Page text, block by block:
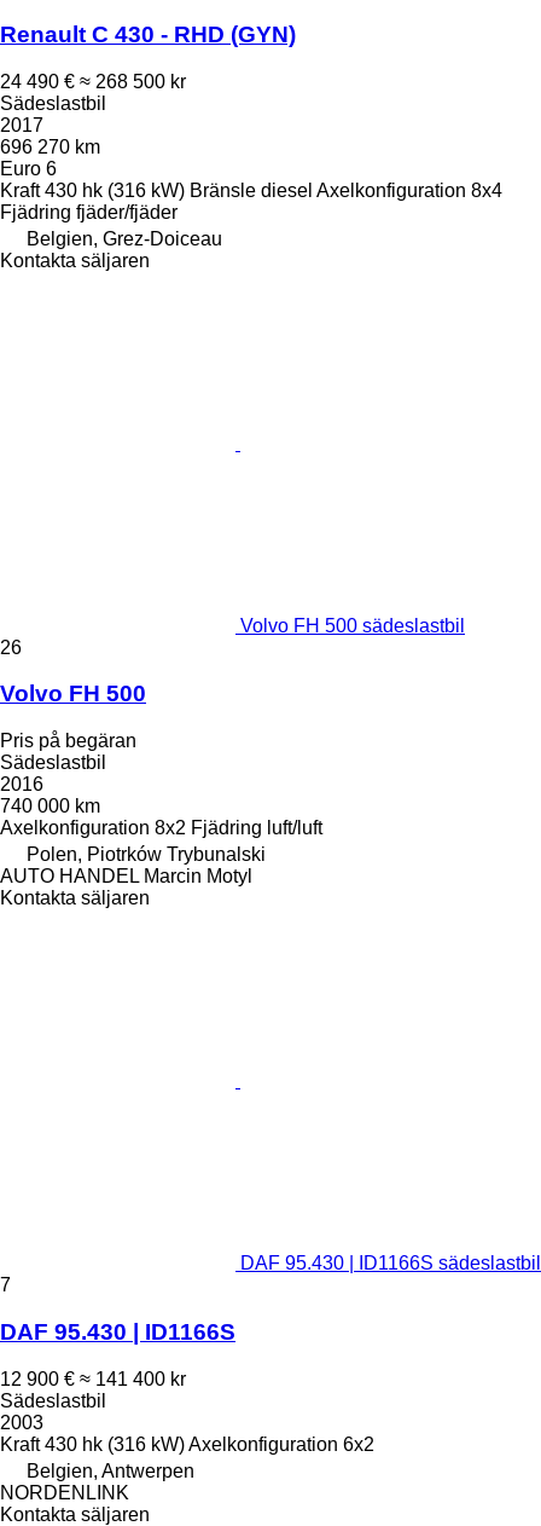
Renault C 430 - RHD (GYN)
24 490 € ≈ 268 500 kr
Sädeslastbil
2017
696 270 km
Euro 6
Kraft 430 hk (316 kW) Bränsle diesel Axelkonfiguration 8x4
Fjädring fjäder/fjäder
Belgien, Grez-Doiceau
Kontakta säljaren
Volvo FH 500 sädeslastbil
26
Volvo FH 500
Pris på begäran
Sädeslastbil
2016
740 000 km
Axelkonfiguration 8x2 Fjädring luft/luft
Polen, Piotrków Trybunalski
AUTO HANDEL Marcin Motyl
Kontakta säljaren
DAF 95.430 | ID1166S sädeslastbil
7
DAF 95.430 | ID1166S
12 900 € ≈ 141 400 kr
Sädeslastbil
2003
Kraft 430 hk (316 kW)Axelkonfiguration 6x2
Belgien, Antwerpen
NORDENLINK
Kontakta säljaren